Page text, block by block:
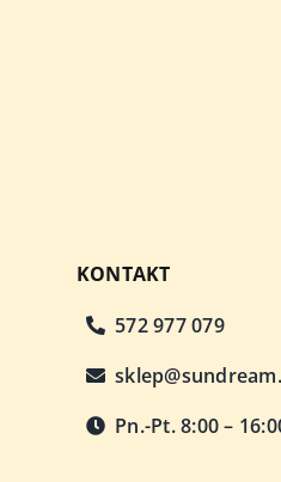
KONTAKT
572 977 079
Pn.-Pt. 8:00 –